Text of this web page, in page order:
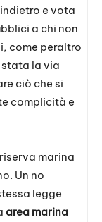
e vota
a chi non
come peraltro
la via
ciò che si
complicità e
marina
Un no
legge
area marina